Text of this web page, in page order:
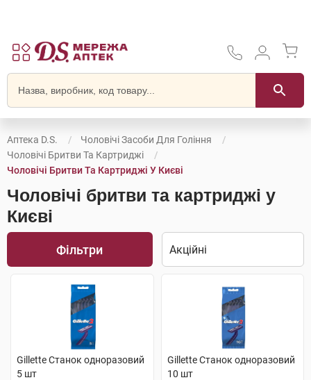
Аптека D.S.
Чоловічі Засоби Для Гоління
Чоловічі Бритви Та Картриджі
Чоловічі Бритви Та Картриджі У Києві
Чоловічі бритви та картриджі у
Києві
Фільтри
Gillette Станок одноразовий
5 шт
Gillette Станок одноразовий
10 шт